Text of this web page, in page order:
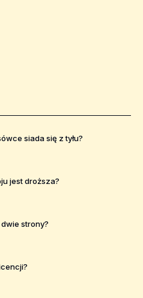
siada się z tyłu?
jest droższa?
strony?